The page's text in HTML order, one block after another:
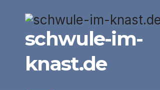
springenschwule-im-
knast.de